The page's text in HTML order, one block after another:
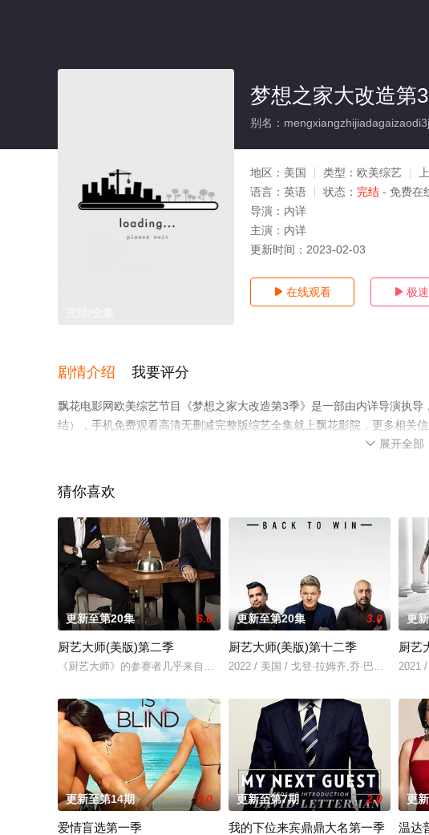
梦想之家大改造第
别名：
地区： 美国 类型： 欧美综艺
语言： 英语 状态： 完结 - 免费在
导演： 内详
主演： 内详
更新时间： 2023-02-03
 在线观看  极
剧情介绍 我要评分
飘花电影网欧美综艺节目《梦想之家大改造第3季》是一部由内详导演执
结），手机免费观看高清无删减完整版综艺全集就上飘花影院，更多相关
 展开全部
猜你喜欢
更新至第20集 6.0
厨艺大师(美版)第二季
《厨艺大师》的参赛者几乎来自各行各业，相同的是他们都对烹饪充满热情与希
更新至第20集 3.0
厨艺大师(美版)第十二季
2022 / 美国 / 戈登·拉姆齐,乔·巴斯提亚尼齐
更
厨艺
2021
更新至第14期 7.0
爱情盲选第一季
更新至第7期 2.0
我的下位来宾鼎鼎大名第一季
更
温达